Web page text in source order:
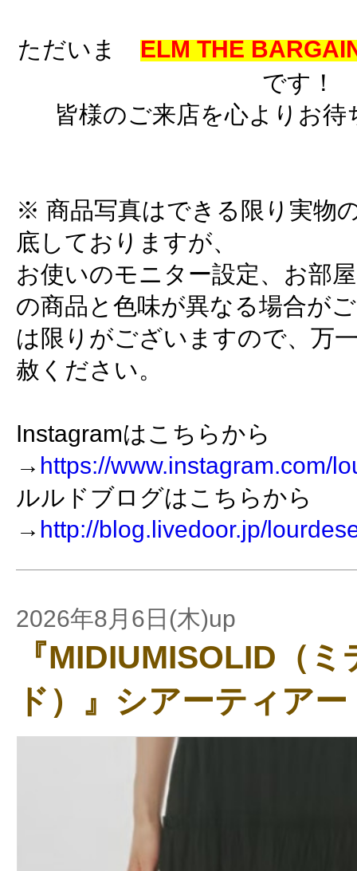
ただいま ELM THE
です！
皆様のご来店を心よりお
※ 商品写真はできる限り実物
底しておりますが、
お使いのモニター設定、お部
の商品と色味が異なる場合が
は限りがございますので、万
赦ください。
Instagramはこちらから
→ https://www.instagram.com/
ルルドブログはこちらから
→ http://blog.livedoor.jp/
2026年8月6日(木)up
『MIDIUMISOLID（
ド）』シアーティア